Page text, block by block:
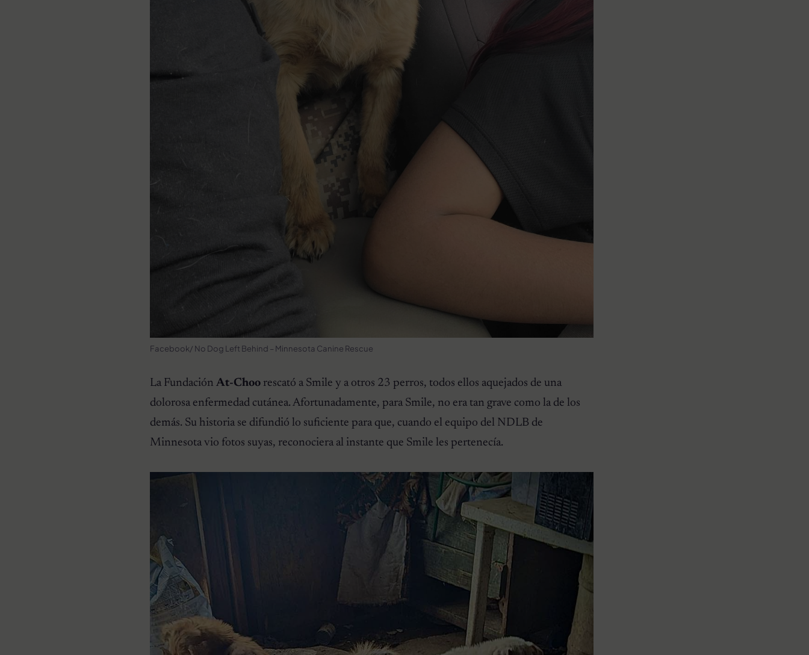
Facebook/ No Dog Left Behind – Minnesota Canine Rescue
La FundaciónAt-Choo rescató a Smile y a otros 23 perros, todos ellos aquejados de una
dolorosa enfermedad cutánea. Afortunadamente, para Smile, no era tan grave como la de los
demás. Su historia se difundió lo suficiente para que, cuando el equipo del NDLB de
Minnesota vio fotos suyas, reconociera al instante que Smile les pertenecía.